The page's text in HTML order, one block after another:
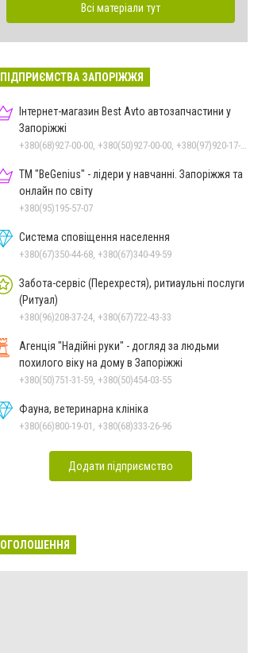
Всі матеріали тут
ПІДПРИЄМСТВА ЗАПОРІЖЖЯ
Інтернет-магазин Best Avto автозапчастини у
Запоріжжі
ТМ "BeGenius" - лідери у навчанні. Запоріжжя та
онлайн по світу
+380(95)195-57-07
Система сповіщення населення
+380(67)350-44-68, +380(67)340-49-59
Забота-сервіс (Перехрестя), ритиаульні послуги
(Ритуал)
+380(96)208-37-24, +380(67)722-43-33
Агенція "Надійні руки" - догляд за людьми
похилого віку на дому в Запоріжжі
+380(50)751-31-59, +380(50)454-03-55
Фауна, ветеринарна клініка
+380(66)800-19-01, +380(68)333-26-96
Додати підприємство
ОГОЛОШЕННЯ